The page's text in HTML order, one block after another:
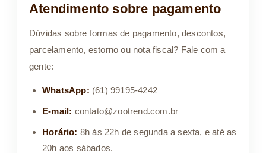
Atendimento sobre pagamento
Dúvidas sobre formas de pagamento, descontos,
parcelamento, estorno ou nota fiscal? Fale com a
gente:
WhatsApp: (61) 99195-4242
E-mail: contato@zootrend.com.br
Horário: 8h às 22h de segunda a sexta, e até as
20h aos sábados.